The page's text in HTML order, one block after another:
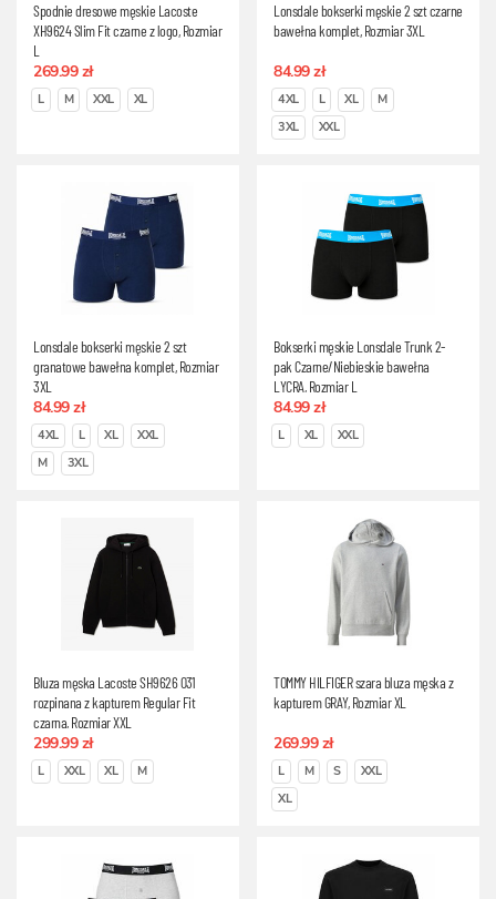
Spodnie dresowe męskie Lacoste
XH9624 Slim Fit czarne z logo, Rozmiar
L
269.99 zł
L M XXL XL
Lonsdale bokserki męskie 2 szt czarne
bawełna komplet, Rozmiar 3XL
84.99 zł
4XL L XL
M
3XL
XXL
Lonsdale bokserki męskie 2 szt
granatowe bawełna komplet, Rozmiar
3XL
84.99 zł
4XL L XL
XXL
M
3XL
Bokserki męskie Lonsdale Trunk 2-
pak Czarne/Niebieskie bawełna
LYCRA, Rozmiar L
84.99 zł
L XL XXL
Bluza męska Lacoste SH9626 031
rozpinana z kapturem Regular Fit
czarna, Rozmiar XXL
299.99 zł
L XXL XL M
TOMMY HILFIGER szara bluza męska z
kapturem GRAY, Rozmiar XL
269.99 zł
L M S
XXL
XL